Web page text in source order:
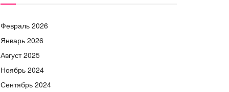
Февраль 2026
Январь 2026
Август 2025
Ноябрь 2024
Сентябрь 2024